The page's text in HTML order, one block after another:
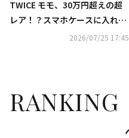
TWICE モモ、30万円超えの超
レア！？スマホケースに入れた
ポケモンカードが話題2026/07/25 17:45
RANKING